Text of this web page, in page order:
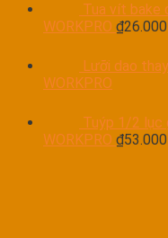
Tua vít bake
WORKPRO ₫26.000
Lưỡi dao
WORKPRO
Tuýp 1/2 lục
WORKPRO ₫53.000